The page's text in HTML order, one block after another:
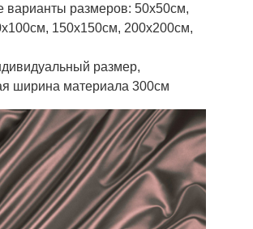
варианты размеров: 50х50см,
150х150см, 200х200см,
размер,
ширина материала 300см